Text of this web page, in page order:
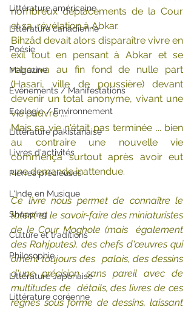
Littérature américaine
Littérature canadienne
Poésie
Magazine
Evènements / Manifestations
Ecologie / Environnement
Littérature pakistanaise
Livres d'activités
Pierres précieuses
L'Inde en Musique
Shopping
Culture et traditions
Philosophie
Littérature Japonaise
Littérature coréenne
nombreux déplacements de la Cour
et sa  révélation à Abkar.
Bihzâd devait alors disparaître vivre en
exil tout en pensant à Abkar et se
retrouva au fin fond de nulle part
(Hasari, ville de poussière) devant
devenir un total anonyme, vivant une
vie pauvre ....
Mais sa vie n'était pas terminée ... bien
au contraire une nouvelle vie
commença surtout après avoir eut
une demande inattendue.
Ce livre nous permet de connaître le
talent et le savoir-faire des miniaturistes
de le Cour Moghole (mais  également
des Rahjputes), des chefs d'œuvres qui
ornent toujours des  palais, des dessins
d'une précision sans pareil avec de
multitudes de  détails, des livres de ces
règnes sous forme de dessins, laissant